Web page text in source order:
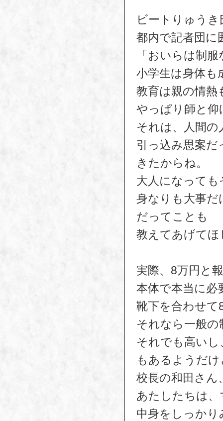
ビートりゅうき
都内で記者団に
「おいらは制
小学生は身体も
教育は親の情熱
やっぱり師と仰
それは、人間
引っ込み思案
きたからね。
大人になって
身なりも大事
だってことも
教えてあげて
実際、8万円と
本体で本当に必
靴下を合わせ
それなら一般
それでも高い
もあるようだけ
校長の和田さん
あたしたちは
中身をしっか